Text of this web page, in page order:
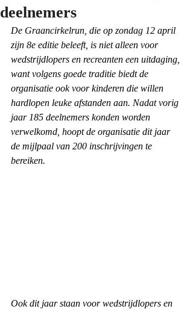
deelnemers
De Graancirkelrun, die op zondag 12 april
zijn 8e editie beleeft, is niet alleen voor
wedstrijdlopers en recreanten een uitdaging,
want volgens goede traditie biedt de
organisatie ook voor kinderen die willen
hardlopen leuke afstanden aan. Nadat vorig
jaar 185 deelnemers konden worden
verwelkomd, hoopt de organisatie dit jaar
de mijlpaal van 200 inschrijvingen te
bereiken.
Ook dit jaar staan voor wedstrijdlopers en